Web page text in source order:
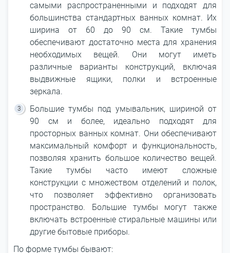
самыми распространенными и подходят для
большинства стандартных ванных комнат. Их
ширина от 60 до 90 см. Такие тумбы
обеспечивают достаточно места для хранения
необходимых вещей. Они могут иметь
различные варианты конструкций, включая
выдвижные ящики, полки и встроенные
зеркала.
Большие тумбы под умывальник, шириной от
90 см и более, идеально подходят для
просторных ванных комнат. Они обеспечивают
максимальный комфорт и функциональность,
позволяя хранить большое количество вещей.
Такие тумбы часто имеют сложные
конструкции с множеством отделений и полок,
что позволяет эффективно организовать
пространство. Большие тумбы могут также
включать встроенные стиральные машины или
другие бытовые приборы.
По форме тумбы бывают: